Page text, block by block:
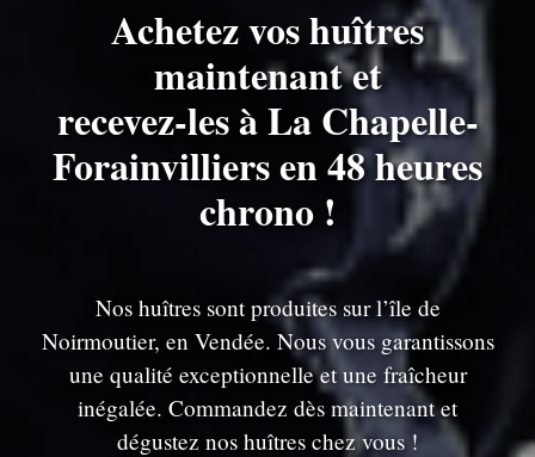
Achetez vos huîtres
maintenant et
recevez-les à La Chapelle-
Forainvilliers en 48 heures
chrono !
Nos huîtres sont produites sur l’île de
Noirmoutier, en Vendée. Nous vous garantissons
une qualité exceptionnelle et une fraîcheur
inégalée. Commandez dès maintenant et
dégustez nos huîtres chez vous !